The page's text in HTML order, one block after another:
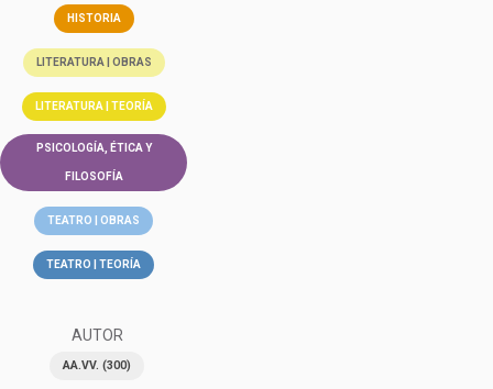
HISTORIA
LITERATURA | OBRAS
LITERATURA | TEORÍA
PSICOLOGÍA, ÉTICA Y
FILOSOFÍA
TEATRO | OBRAS
TEATRO | TEORÍA
AUTOR
AA.VV. (300)